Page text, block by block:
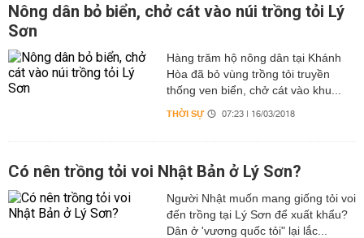
Nông dân bỏ biển, chở cát vào núi trồng tỏi Lý
Sơn
Hàng trăm hộ nông dân tại Khánh
Hòa đã bỏ vùng trồng tỏi truyền
thống ven biển, chở cát vào khu...
THỜI SỰ 07:23 | 16/03/2018
Có nên trồng tỏi voi Nhật Bản ở Lý Sơn?
Người Nhật muốn mang giống tỏi voi
đến trồng tại Lý Sơn để xuất khẩu?
Dân ở 'vương quốc tỏi" lại lắc...